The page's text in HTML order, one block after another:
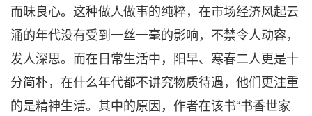
而昧良心。这种做人做事的纯粹，在市场经济风起云
涌的年代没有受到一丝一毫的影响，不禁令人动容，
发人深思。而在日常生活中，阳早、寒春二人更是十
分简朴，在什么年代都不讲究物质待遇，他们更注重
的是精神生活。其中的原因，作者在该书“书香世家